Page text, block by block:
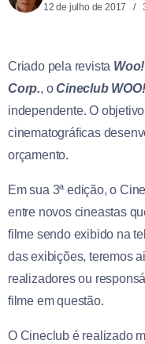
12 de julho de 2017
Criado pela revista
Corp., oCineclub WOO!
independente. O
cinematográficas
orçamento.
Em sua 3ª edição, o
entre novos cineastas
filme sendo exibido na
das exibições, teremos
realizadores ou
filme em questão.
O Cineclub é realizado